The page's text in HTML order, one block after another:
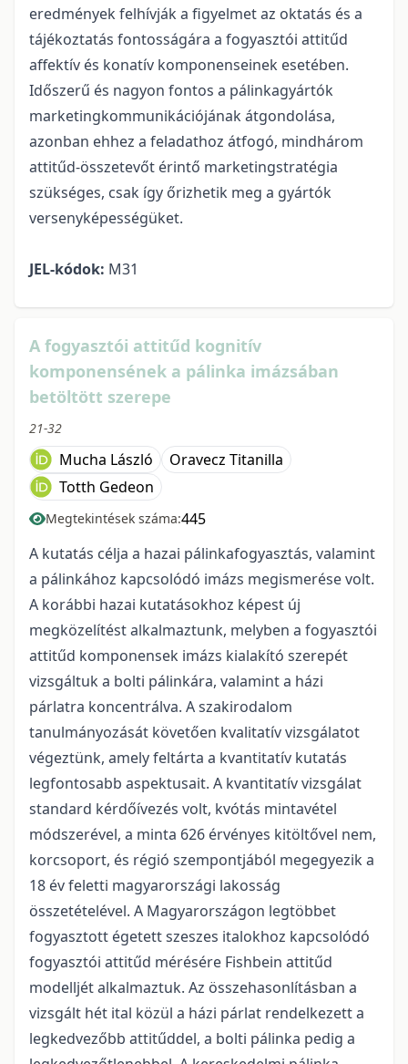
eredmények felhívják a figyelmet az oktatás és a
tájékoztatás fontosságára a fogyasztói attitűd
affektív és konatív komponenseinek esetében.
Időszerű és nagyon fontos a pálinkagyártók
marketingkommunikációjának átgondolása,
azonban ehhez a feladathoz átfogó, mindhárom
attitűd-összetevőt érintő marketingstratégia
szükséges, csak így őrizhetik meg a gyártók
versenyképességüket.
JEL-kódok: M31
A fogyasztói attitűd kognitív
komponensének a pálinka imázsában
betöltött szerepe
21-32
Mucha László
Oravecz Titanilla
Totth Gedeon
Megtekintések száma:445
A kutatás célja a hazai pálinkafogyasztás, valamint
a pálinkához kapcsolódó imázs megismerése volt.
A korábbi hazai kutatásokhoz képest új
megközelítést alkalmaztunk, melyben a fogyasztói
attitűd komponensek imázs kialakító szerepét
vizsgáltuk a bolti pálinkára, valamint a házi
párlatra koncentrálva. A szakirodalom
tanulmányozását követően kvalitatív vizsgálatot
végeztünk, amely feltárta a kvantitatív kutatás
legfontosabb aspektusait. A kvantitatív vizsgálat
standard kérdőívezés volt, kvótás mintavétel
módszerével, a minta 626 érvényes kitöltővel nem,
korcsoport, és régió szempontjából megegyezik a
18 év feletti magyarországi lakosság
összetételével. A Magyarországon legtöbbet
fogyasztott égetett szeszes italokhoz kapcsolódó
fogyasztói attitűd mérésére Fishbein attitűd
modelljét alkalmaztuk. Az összehasonlításban a
vizsgált hét ital közül a házi párlat rendelkezett a
legkedvezőbb attitűddel, a bolti pálinka pedig a